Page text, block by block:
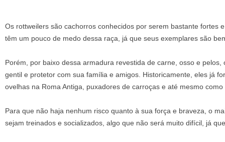
Os rottweilers são cachorros conhecidos por serem bastante fortes
têm um pouco de medo dessa raça, já que seus exemplares são
Porém, por baixo dessa armadura revestida de carne, osso e
gentil e protetor com sua família e amigos. Historicamente, eles já
ovelhas na Roma Antiga, puxadores de carroças e até mesmo
Para que não haja nenhum risco quanto à sua força e braveza, o
sejam treinados e socializados, algo que não será muito difícil, já